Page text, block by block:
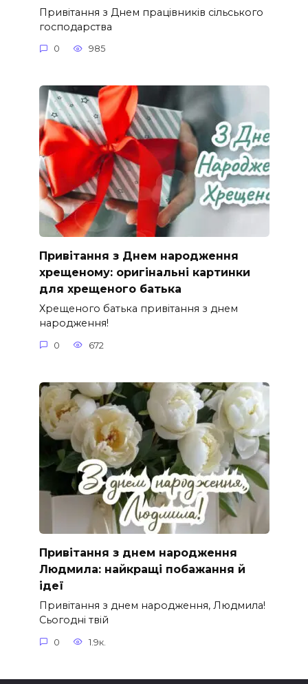
Привітання з Днем працівників сільського
господарства
0 985
Привітання з Днем народження
хрещеному: оригінальні картинки
для хрещеного батька
Хрещеного батька привітання з днем
народження!
0 672
Привітання з днем народження
Людмила: найкращі побажання й
ідеї
Привітання з днем народження, Людмила!
Сьогодні твій
0 1.9к.